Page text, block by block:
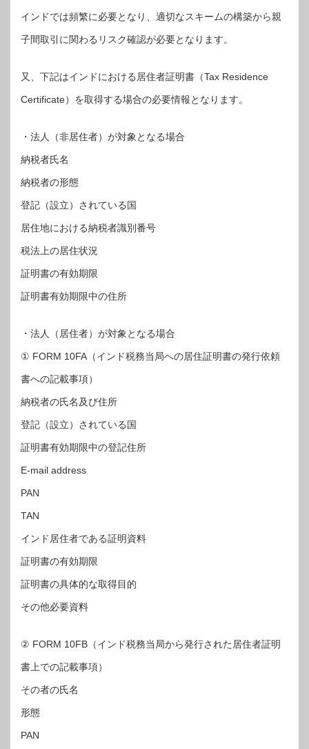
インドでは頻繁に必要となり、適切なスキームの構築から親
子間取引に関わるリスク確認が必要となります。
又、下記はインドにおける居住者証明書（Tax Residence
Certificate）を取得する場合の必要情報となります。
・法人（非居住者）が対象となる場合
納税者氏名
納税者の形態
登記（設立）されている国
居住地における納税者識別番号
税法上の居住状況
証明書の有効期限
証明書有効期限中の住所
・法人（居住者）が対象となる場合
① FORM 10FA（インド税務当局への居住証明書の発行依頼
書への記載事項）
納税者の氏名及び住所
登記（設立）されている国
証明書有効期限中の登記住所
E-mail address
PAN
TAN
インド居住者である証明資料
証明書の有効期限
証明書の具体的な取得目的
その他必要資料
② FORM 10FB（インド税務当局から発行された居住者証明
書上での記載事項）
その者の氏名
形態
PAN